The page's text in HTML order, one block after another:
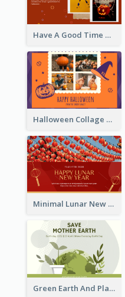
Have A Good Time This Halloween Greeting Card
Halloween Collage Greeting Card
Minimal Lunar New Year Celebration Greeting Card
Green Earth And Plants Illustrations Greeting Card